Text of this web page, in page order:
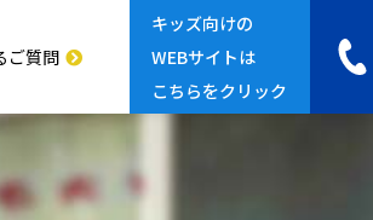
ご質問
キッズ向けの
WEBサイトは
こちらをクリック